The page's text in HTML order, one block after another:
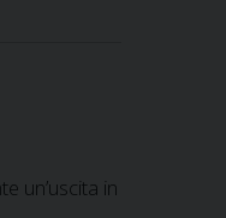
un’uscita in